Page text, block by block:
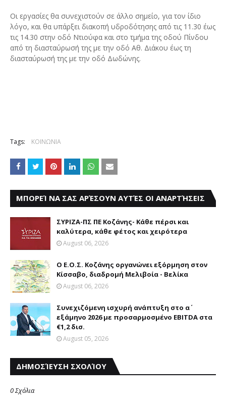
Οι εργασίες θα συνεχιστούν σε άλλο σημείο, για τον ίδιο
λόγο, και θα υπάρξει διακοπή υδροδότησης από τις 11.30 έως
τις 14.30 στην οδό Ντιούφα και στο τμήμα της οδού Πίνδου
από τη διασταύρωσή της με την οδό Αθ. Διάκου έως τη
διασταύρωσή της με την οδό Δωδώνης.
Tags: ΚΟΙΝΩΝΙΑ
ΜΠΟΡΕΊ ΝΑ ΣΑΣ ΑΡΈΣΟΥΝ ΑΥΤΈΣ ΟΙ ΑΝΑΡΤΉΣΕΙΣ
ΣΥΡΙΖΑ-ΠΣ ΠΕ Κοζάνης- Κάθε πέρσι και
καλύτερα, κάθε φέτος και χειρότερα
August 06, 2026
Ο Ε.Ο.Σ. Κοζάνης οργανώνει εξόρμηση στον
Κίσσαβο, διαδρομή Μελιβοία - Βελίκα
August 06, 2026
Συνεχιζόμενη ισχυρή ανάπτυξη στο α΄
εξάμηνο 2026 με προσαρμοσμένο EBITDA στα
€1,2 δισ.
August 05, 2026
ΔΗΜΟΣΊΕΥΣΗ ΣΧΟΛΊΟΥ
0 Σχόλια